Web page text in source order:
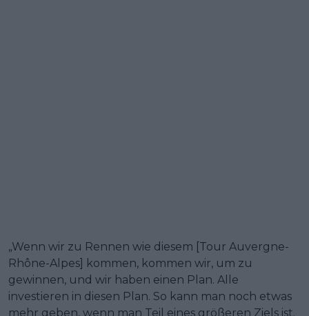
„Wenn wir zu Rennen wie diesem [Tour Auvergne-
Rhône-Alpes] kommen, kommen wir, um zu
gewinnen, und wir haben einen Plan. Alle
investieren in diesen Plan. So kann man noch etwas
mehr geben, wenn man Teil eines größeren Ziels ist.